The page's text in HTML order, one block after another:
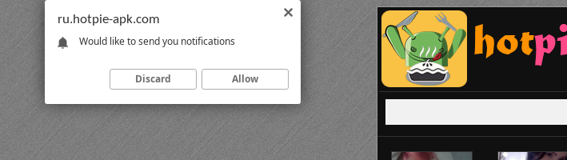
ru.hotpie-apk.com
Would like to send you notifications
Discard Allow